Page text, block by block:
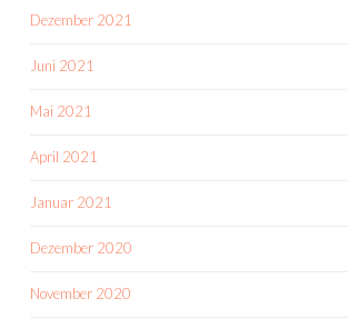
Dezember 2021
Juni 2021
Mai 2021
April 2021
Januar 2021
Dezember 2020
November 2020